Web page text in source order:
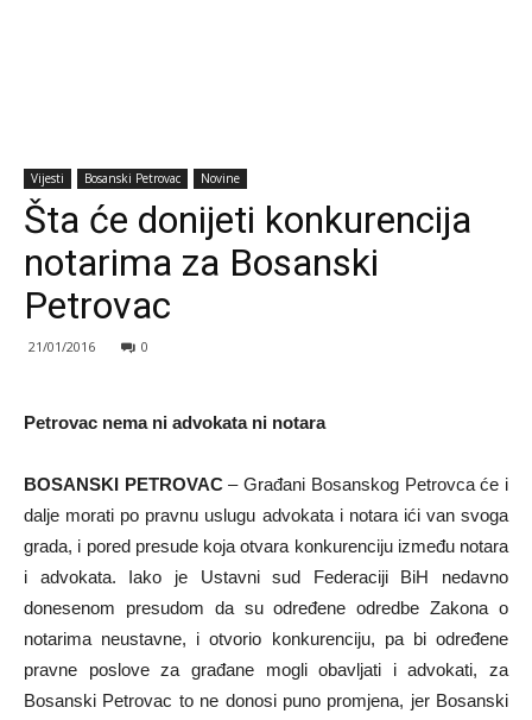
Vijesti Bosanski Petrovac Novine
Šta će donijeti konkurencija
notarima za Bosanski
Petrovac
21/01/2016 0
Petrovac nema ni advokata ni notara
BOSANSKI PETROVAC– Građani Bosanskog Petrovca će i
dalje morati po pravnu uslugu advokata i notara ići van svoga
grada, i pored presude koja otvara konkurenciju između notara
i advokata. Iako je Ustavni sud Federaciji BiH nedavno
donesenom presudom da su određene odredbe Zakona o
notarima neustavne, i otvorio konkurenciju, pa bi određene
pravne poslove za građane mogli obavljati i advokati, za
Bosanski Petrovac to ne donosi puno promjena, jer Bosanski